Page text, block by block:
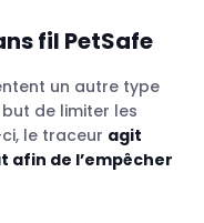
fil PetSafe
un autre type
de limiter les
le traceur agit
afin de l’empêcher